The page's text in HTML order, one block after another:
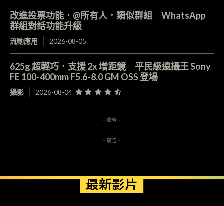
改進投票功能．@所有人．類似群組 WhatsApp
群組對話功能升級
流動應用 2026-08-05
625g 超輕巧．支援 2x 增距鏡 平民級遠攝王 Sony
FE 100-400mm F5.6-8.0 GM OSS 登場
攝影 2026-08-04
- 廣告 -
- 廣告 -
最新影片